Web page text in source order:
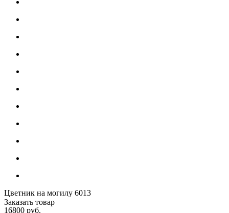
Цветник на могилу 6013
16800 руб.
Заказать товар